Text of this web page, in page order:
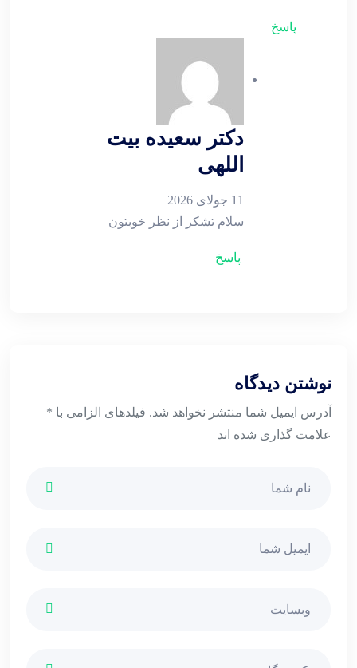
پاسخ
دکتر سعیده بیت
اللهی
11 جولای 2026
سلام تشکر از نظر خوبتون
پاسخ
نوشتن دیدگاه
آدرس ایمیل شما منتشر نخواهد شد. فیلدهای الزامی با *
علامت گذاری شده اند